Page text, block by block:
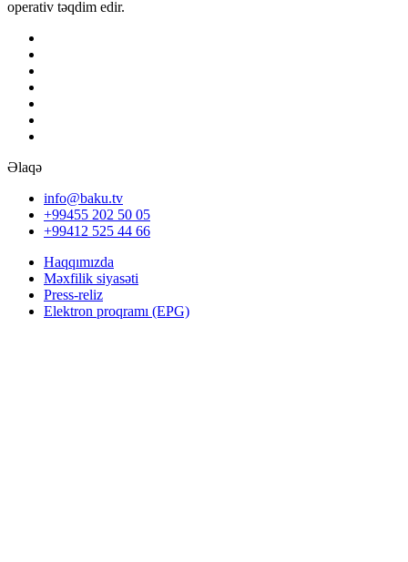
operativ təqdim edir.
Əlaqə
info@baku.tv
+99455 202 50 05
+99412 525 44 66
Haqqımızda
Məxfilik siyasəti
Press-reliz
Elektron proqramı (EPG)